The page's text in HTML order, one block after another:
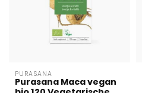
PURASANA
Purasana Maca vegan